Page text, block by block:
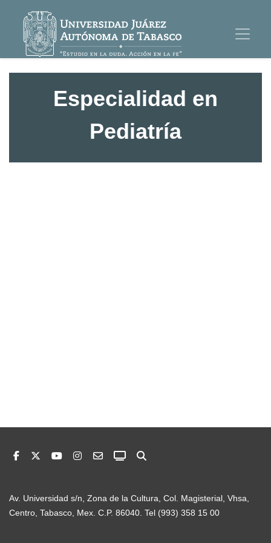
Especialidad en
Pediatría
Av. Universidad s/n, Zona de la Cultura, Col. Magisterial, Vhsa,
Centro, Tabasco, Mex. C.P. 86040. Tel (993) 358 15 00